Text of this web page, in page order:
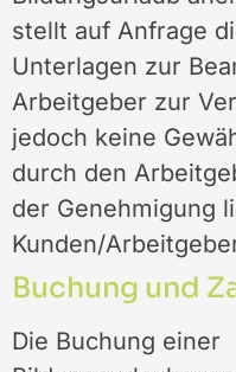
stellt auf Anfrage
Unterlagen zur
Arbeitgeber zur
jedoch keine
durch den
der Genehmigung
Kunden/
Buchung und
Die Buchung einer